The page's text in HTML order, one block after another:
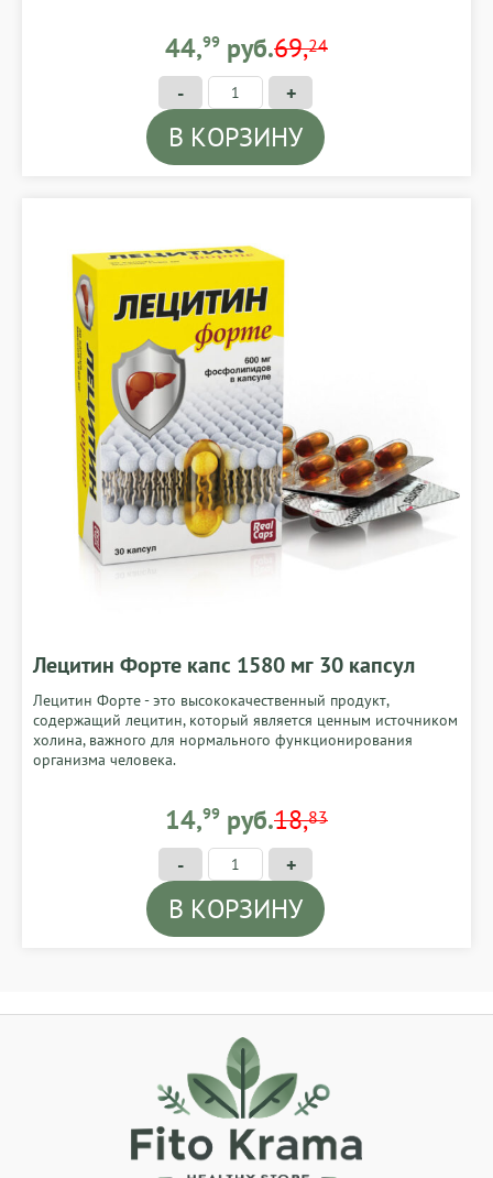
69,24
44,99 BYN
44,99 руб.
- +
В КОРЗИНУ
Лецитин Форте капс 1580 мг 30 капсул
Лецитин Форте - это высококачественный продукт,
содержащий лецитин, который является ценным источником
холина, важного для нормального функционирования
организма человека.
18,83
14,99 BYN
14,99 руб.
- +
В КОРЗИНУ